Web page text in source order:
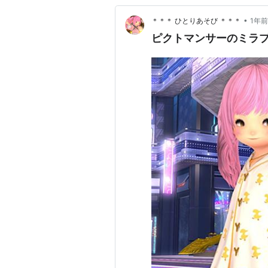
＊＊＊ ひとりあそび ＊＊＊ • 1年前
ピクトマンサーのミラ